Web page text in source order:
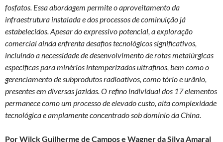
fosfatos. Essa abordagem permite o aproveitamento da
infraestrutura instalada e dos processos de cominuição já
estabelecidos.Apesar do expressivo potencial, a exploração
comercial ainda enfrenta desafios tecnológicos significativos,
incluindo a necessidade de desenvolvimento de rotas metalúrgicas
específicas para minérios intemperizados ultrafinos, bem como o
gerenciamento de subprodutos radioativos, como tório e urânio,
presentes em diversas jazidas. O refino individual dos 17 elementos
permanece como um processo de elevado custo, alta complexidade
tecnológica e amplamente concentrado sob domínio da China.
Por Wilck Guilherme de Campos e Wagner da Silva Amaral